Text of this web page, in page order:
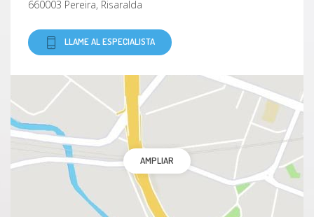
660003 Pereira, Risaralda
LLAME AL ESPECIALISTA
AMPLIAR